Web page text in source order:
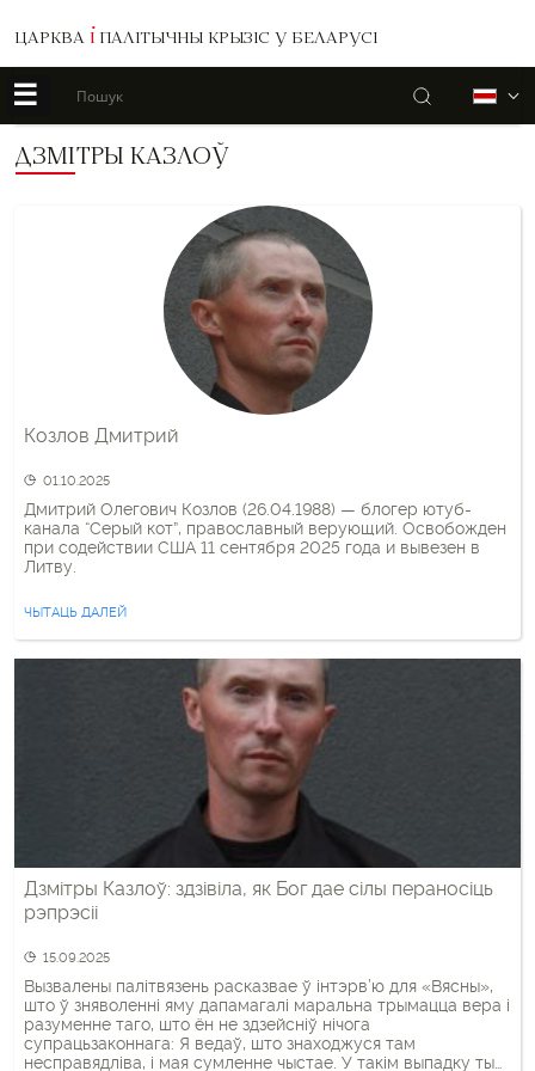
ЦАРКВА І ПАЛІТЫЧНЫ КРЫЗІС У БЕЛАРУСІ
☰ Пошук
ДЗМІТРЫ КАЗЛОЎ
Козлов Дмитрий
01.10.2025
Дмитрий Олегович Козлов (26.04.1988) — блогер ютуб-
канала “Серый кот”, православный верующий. Освобожден
при содействии США 11 сентября 2025 года и вывезен в
Литву.
ЧЫТАЦЬ ДАЛЕЙ
Дзмітры Казлоў: здзівіла, як Бог дае сілы пераносіць
рэпрэсіі
15.09.2025
Вызвалены палітвязень расказвае ў інтэрв’ю для «Вясны»,
што ў зняволенні яму дапамагалі маральна трымацца вера і
разуменне таго, што ён не здзейсніў нічога
супрацьзаконнага: Я ведаў, што знаходжуся там
несправядліва, і мая сумленне чыстае. У такім выпадку ты